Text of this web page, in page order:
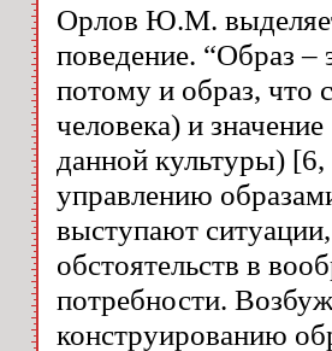
Орлов Ю.М.
поведение. “Образ –
потому и образ, что
человека) и
данной культуры)
управлению
выступают
обстоятельств в
потребности.
конструированию